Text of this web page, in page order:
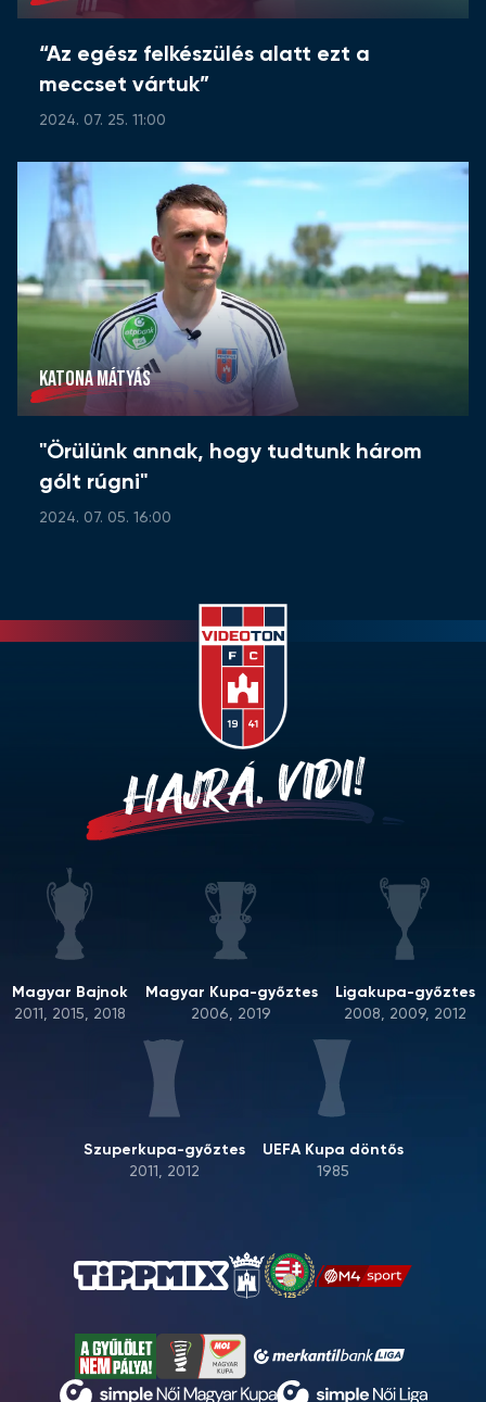
“Az egész felkészülés alatt ezt a
meccset vártuk”
2024. 07. 25. 11:00
KATONA MÁTYÁS
"Örülünk annak, hogy tudtunk három
gólt rúgni"
2024. 07. 05. 16:00
HAJRÁ, VIDI!
Magyar Bajnok
2011, 2015, 2018
Magyar Kupa-győztes
2006, 2019
Ligakupa-győztes
2008, 2009, 2012
Szuperkupa-győztes
2011, 2012
UEFA Kupa döntős
1985